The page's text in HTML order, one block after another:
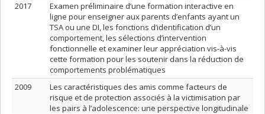
2017
Examen préliminaire d’une formation interactive en
ligne pour enseigner aux parents d’enfants ayant un
TSA ou une DI, les fonctions d’identification d’un
comportement, les sélections d’intervention
fonctionnelle et examiner leur appréciation vis-à-vis
cette formation pour les soutenir dans la réduction de
comportements problématiques
2009
Les caractéristiques des amis comme facteurs de
risque et de protection associés à la victimisation par
les pairs à l’adolescence: une perspective longitudinale